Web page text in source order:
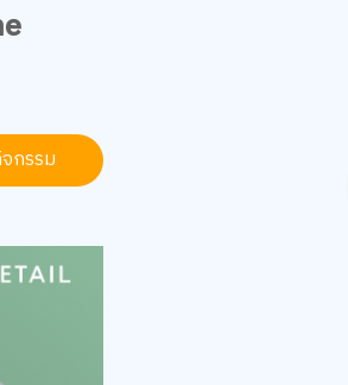
กรรม